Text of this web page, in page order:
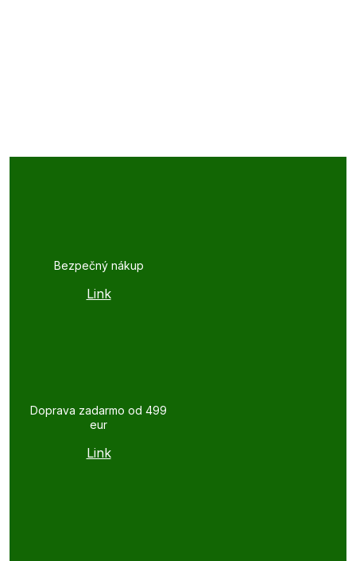
Bezpečný nákup
Link
Doprava zadarmo od 499
eur
Link